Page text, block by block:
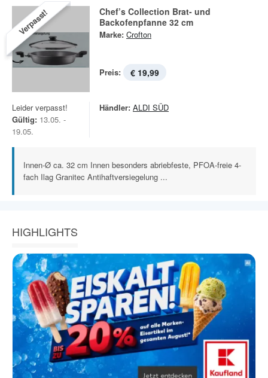
Verpasst!
Chef’s Collection Brat- und
Backofenpfanne 32 cm
Marke: Crofton
Preis: € 19,99
Leider verpasst!
Gültig: 13.05. -
19.05.
Händler: ALDI SÜD
Innen-Ø ca. 32 cm Innen besonders abriebfeste, PFOA-freie 4-
fach Ilag Granitec Antihaftversiegelung ...
HIGHLIGHTS